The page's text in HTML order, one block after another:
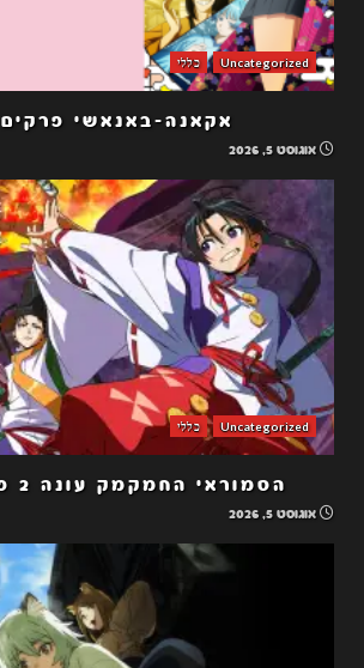
Uncategorized כללי
אקאנה-באנאשי פרקים 6-1
אוגוסט 5, 2026
Uncategorized כללי
הסמוראי החמקמק עונה 2 פרקים 3-1
אוגוסט 5, 2026